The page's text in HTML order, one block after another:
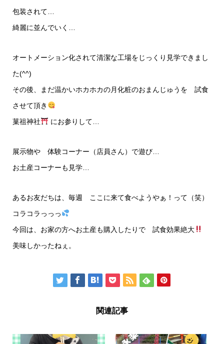
包装されて…
綺麗に並んでいく…
オートメーション化されて清潔な工場をじっくり見学できまし
た(^^)
その後、まだ温かいホカホカの月化粧のおまんじゅうを 試食
させて頂き
菓祖神社
にお参りして…
展示物や 体験コーナー（店員さん）で遊び…
お土産コーナーも見学…
あるお友だちは、毎週 ここに来て食べようやぁ！って（笑）
コラコラっっっ
今回は、お家の方へお土産も購入したりで 試食効果絶大
美味しかったねぇ。
関連記事